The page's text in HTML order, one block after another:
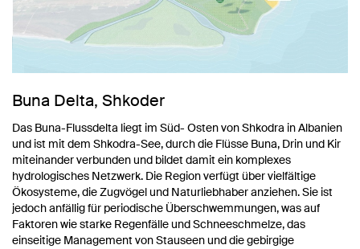
Buna Delta, Shkoder
Das Buna-Flussdelta liegt im Süd- Osten von Shkodra in Albanien
und ist mit dem Shkodra-See, durch die Flüsse Buna, Drin und Kir
miteinander verbunden und bildet damit ein komplexes
hydrologisches Netzwerk. Die Region verfügt über vielfältige
Ökosysteme, die Zugvögel und Naturliebhaber anziehen. Sie ist
jedoch anfällig für periodische Überschwemmungen, was auf
Faktoren wie starke Regenfälle und Schneeschmelze, das
einseitige Management von Stauseen und die gebirgige